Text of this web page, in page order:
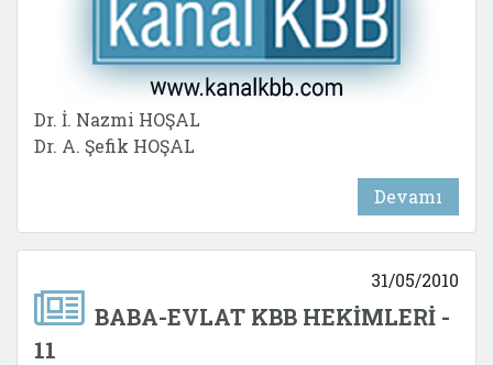
Dr. İ. Nazmi HOŞAL
Dr. A. Şefik HOŞAL
Devamı
31/05/2010
BABA-EVLAT KBB HEKİMLERİ -
11